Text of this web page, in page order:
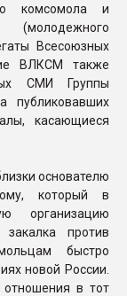
комсомола и
Всесоюзных
ВЛКСМ также
СМИ Группы
публиковавших
касающиеся
основателю
который в
организацию
против
быстро
новой России.
отношения в тот